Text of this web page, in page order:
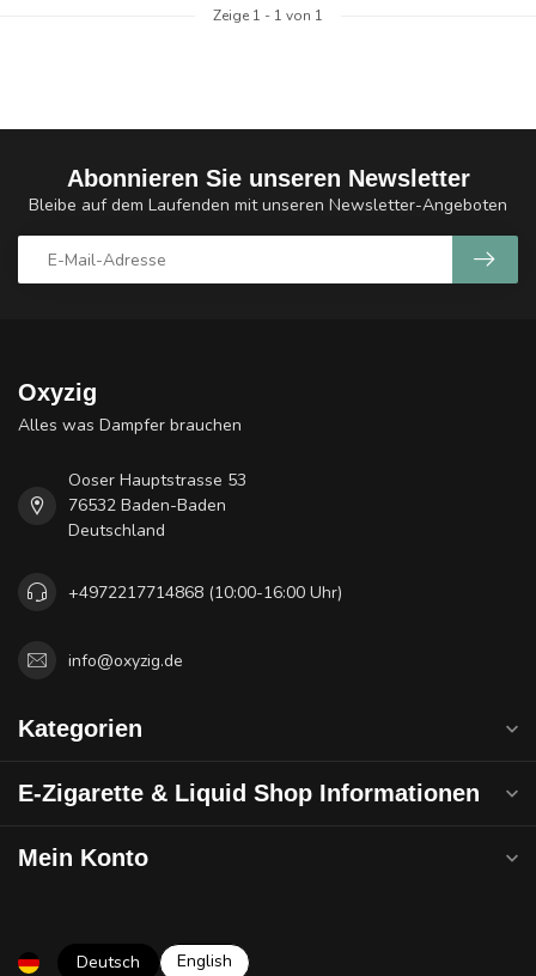
Zeige 1 - 1 von 1
Abonnieren Sie unseren Newsletter
Bleibe auf dem Laufenden mit unseren Newsletter-Angeboten
Oxyzig
Alles was Dampfer brauchen
Ooser Hauptstrasse 53
76532 Baden-Baden
Deutschland
+4972217714868 (10:00-16:00 Uhr)
info@oxyzig.de
Kategorien
E-Zigarette & Liquid Shop Informationen
Mein Konto
Deutsch English